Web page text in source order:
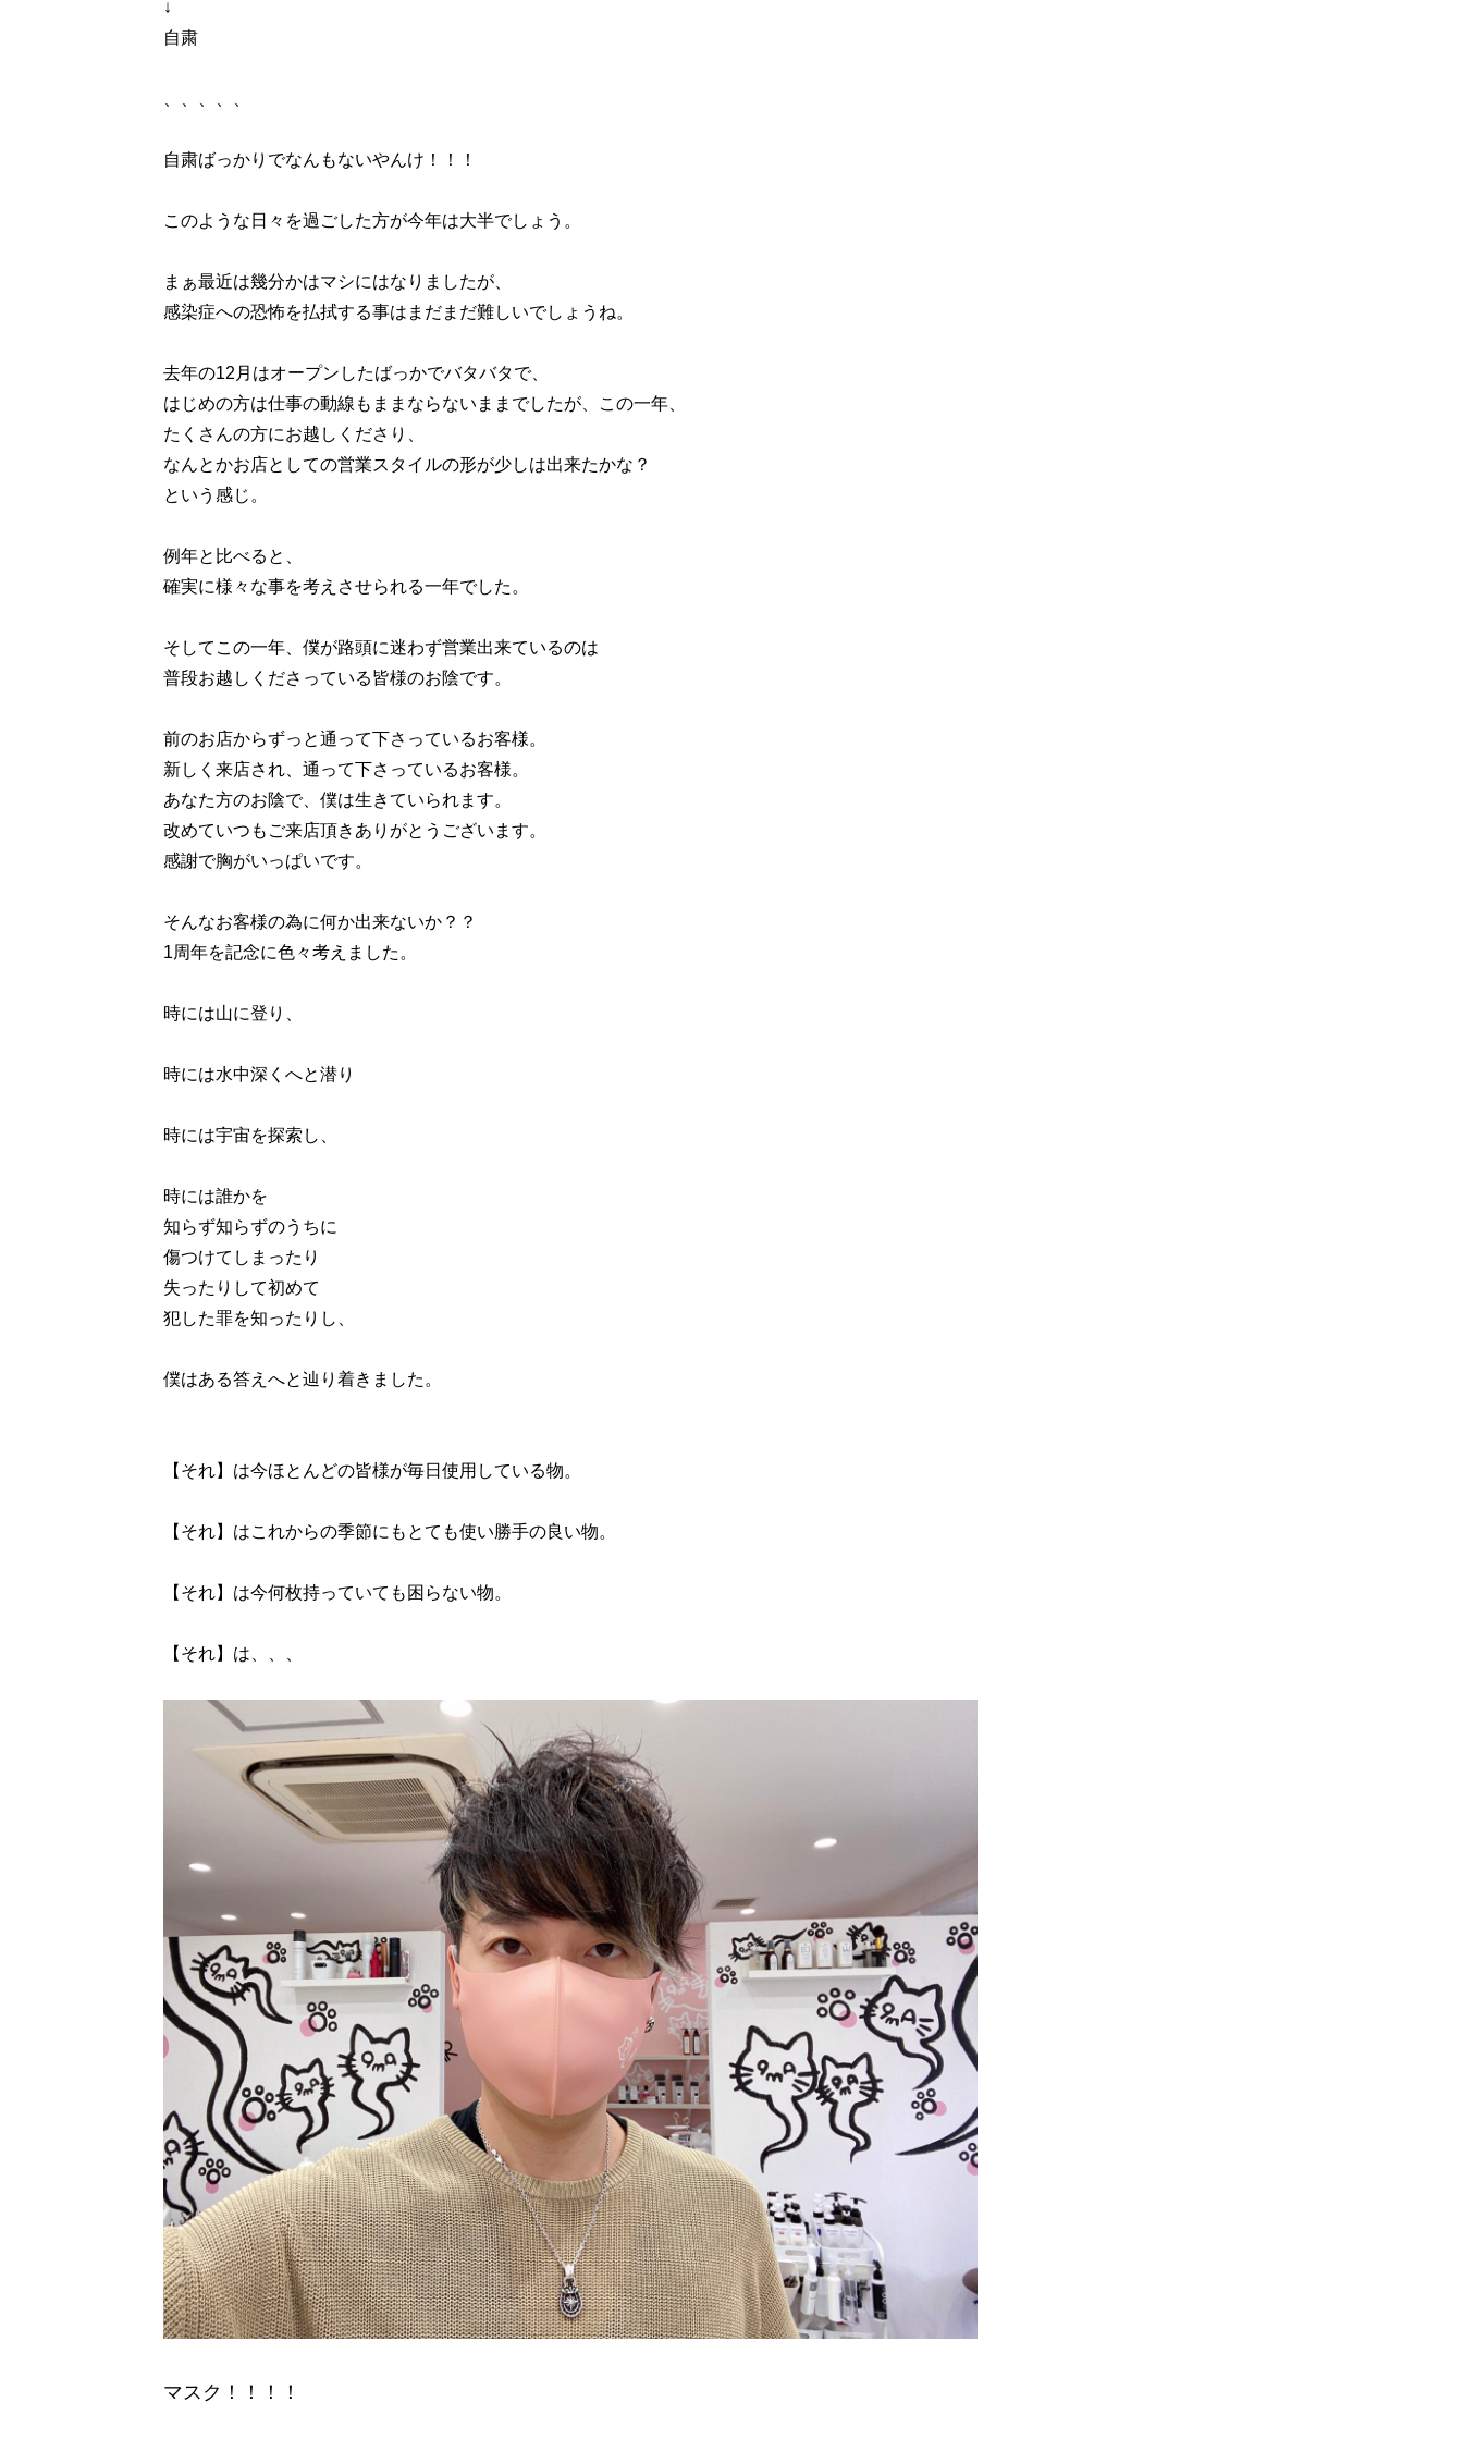
↓
自粛
自粛ばっかりでなんもないやんけ！！！
このような日々を過ごした方が今年は大半でしょう。
まぁ最近は幾分かはマシにはなりましたが、
感染症への恐怖を払拭する事はまだまだ難しいでしょうね。
去年の12月はオープンしたばっかでバタバタで、
はじめの方は仕事の動線もままならないままでしたが、この一年、
たくさんの方にお越しくださり、
なんとかお店としての営業スタイルの形が少しは出来たかな？
という感じ。
例年と比べると、
確実に様々な事を考えさせられる一年でした。
そしてこの一年、僕が路頭に迷わず営業出来ているのは
普段お越しくださっている皆様のお陰です。
前のお店からずっと通って下さっているお客様。
新しく来店され、通って下さっているお客様。
あなた方のお陰で、僕は生きていられます。
改めていつもご来店頂きありがとうございます。
感謝で胸がいっぱいです。
そんなお客様の為に何か出来ないか？？
1周年を記念に色々考えました。
時には山に登り、
時には水中深くへと潜り
時には宇宙を探索し、
時には誰かを
知らず知らずのうちに
傷つけてしまったり
失ったりして初めて
犯した罪を知ったりし、
僕はある答えへと辿り着きました。
【それ】は今ほとんどの皆様が毎日使用している物。
【それ】はこれからの季節にもとても使い勝手の良い物。
【それ】は今何枚持っていても困らない物。
【それ】は、、、
マスク！！！！